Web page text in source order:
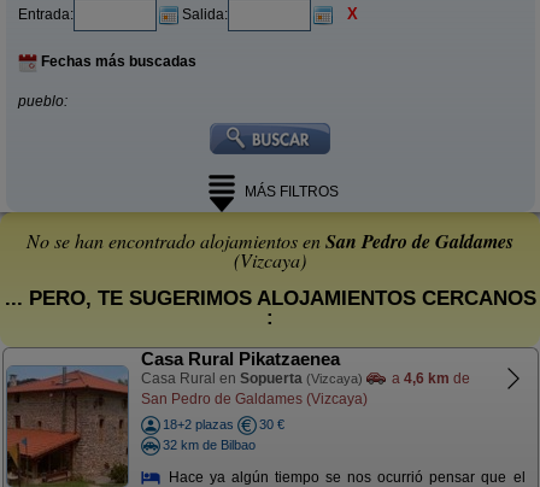
Entrada: Salida: X
Fechas más buscadas
pueblo:
MÁS FILTROS
No se han encontrado alojamientos enSan Pedro de Galdames
(Vizcaya)
... PERO, TE SUGERIMOS ALOJAMIENTOS CERCANOS
:
Casa Rural Pikatzaenea
Casa Rural en Sopuerta (Vizcaya) a 4,6 km de
San Pedro de Galdames (Vizcaya)
18+2 plazas
30 €
32 km de Bilbao
Hace ya algún tiempo se nos ocurrió pensar que el